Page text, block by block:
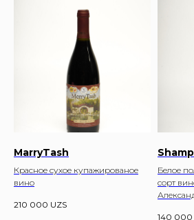
MarryTash
Красное сухое купажированое
вино
210 000 UZS
Белое
сорт
140 000